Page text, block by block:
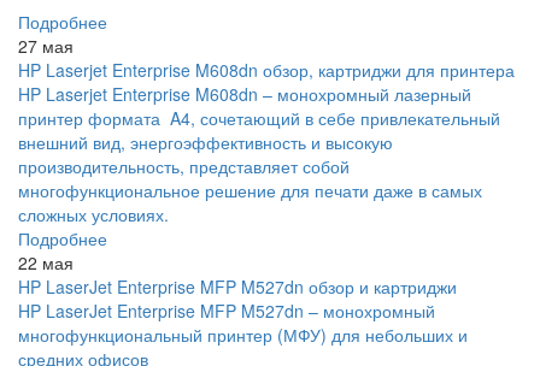
Подробнее
27 мая
HP Laserjet Enterprise M608dn обзор, картриджи для принтера
HP Laserjet Enterprise M608dn – монохромный лазерный
принтер формата A4, сочетающий в себе привлекательный
внешний вид, энергоэффективность и высокую
производительность, представляет собой
многофункциональное решение для печати даже в самых
сложных условиях.
Подробнее
22 мая
HP LaserJet Enterprise MFP M527dn обзор и картриджи
HP LaserJet Enterprise MFP M527dn – монохромный
многофункциональный принтер (МФУ) для небольших и
средних офисов